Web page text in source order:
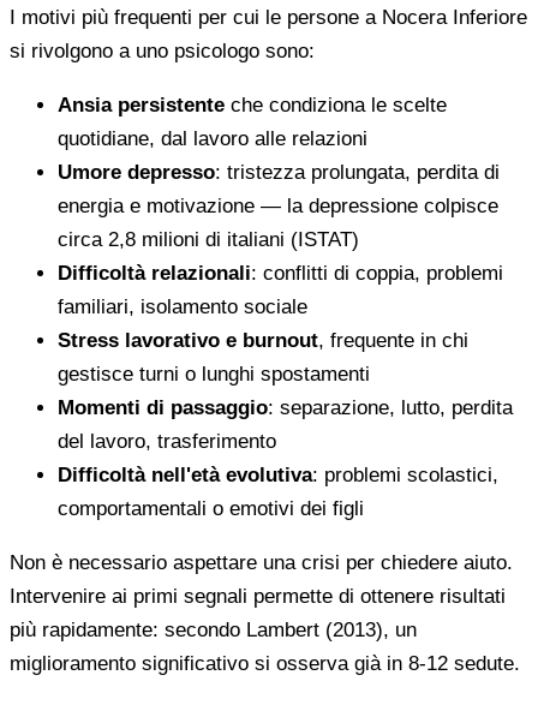
I motivi più frequenti per cui le persone a Nocera Inferiore
si rivolgono a uno psicologo sono:
Ansia persistente che condiziona le scelte
quotidiane, dal lavoro alle relazioni
Umore depresso: tristezza prolungata, perdita di
energia e motivazione — la depressione colpisce
circa 2,8 milioni di italiani (ISTAT)
Difficoltà relazionali: conflitti di coppia, problemi
familiari, isolamento sociale
Stress lavorativo e burnout, frequente in chi
gestisce turni o lunghi spostamenti
Momenti di passaggio: separazione, lutto, perdita
del lavoro, trasferimento
Difficoltà nell'età evolutiva: problemi scolastici,
comportamentali o emotivi dei figli
Non è necessario aspettare una crisi per chiedere aiuto.
Intervenire ai primi segnali permette di ottenere risultati
più rapidamente: secondo Lambert (2013), un
miglioramento significativo si osserva già in 8-12 sedute.